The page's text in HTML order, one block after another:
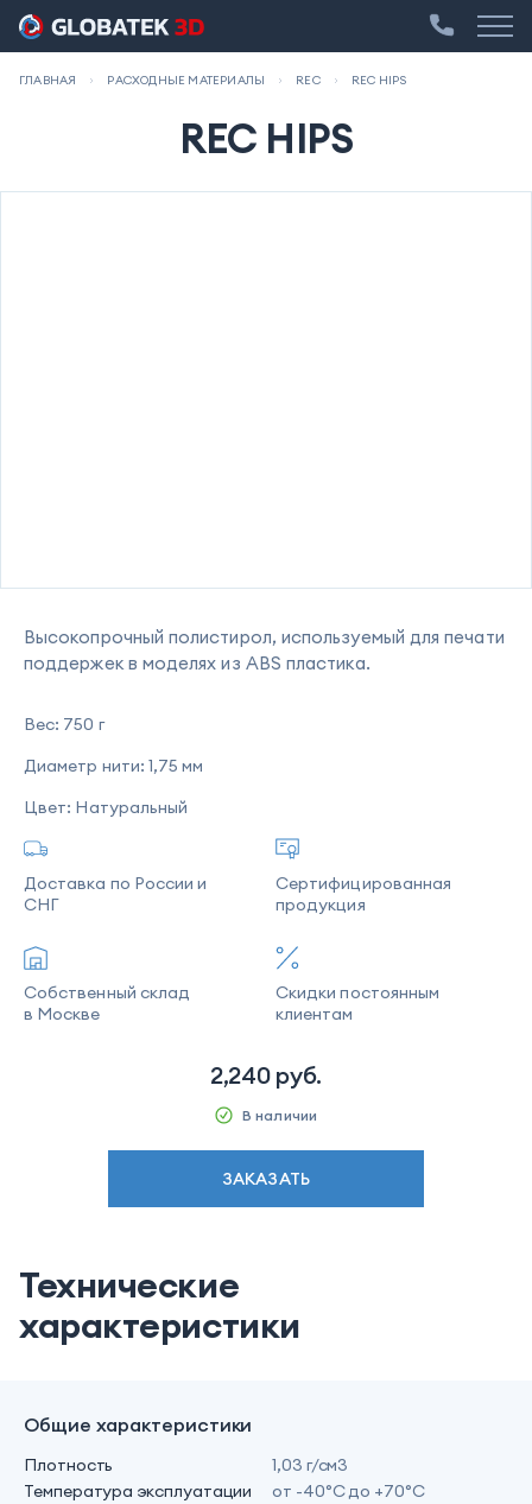
ГЛАВНАЯ РАСХОДНЫЕ МАТЕРИАЛЫ REC REC HIPS
REC HIPS
Высокопрочный полистирол, используемый для печати
поддержек в моделях из ABS пластика.
Вес: 750 г
Диаметр нити: 1,75 мм
Цвет: Натуральный
Доставка по России и
СНГ
Сертифицированная
продукция
Собственный склад
в Москве
Скидки постоянным
клиентам
2,240руб.
В наличии
ЗАКАЗАТЬ
Технические
характеристики
Общие характеристики
Плотность
1,03 г/см3
Температура эксплуатации
от -40°С до +70°С